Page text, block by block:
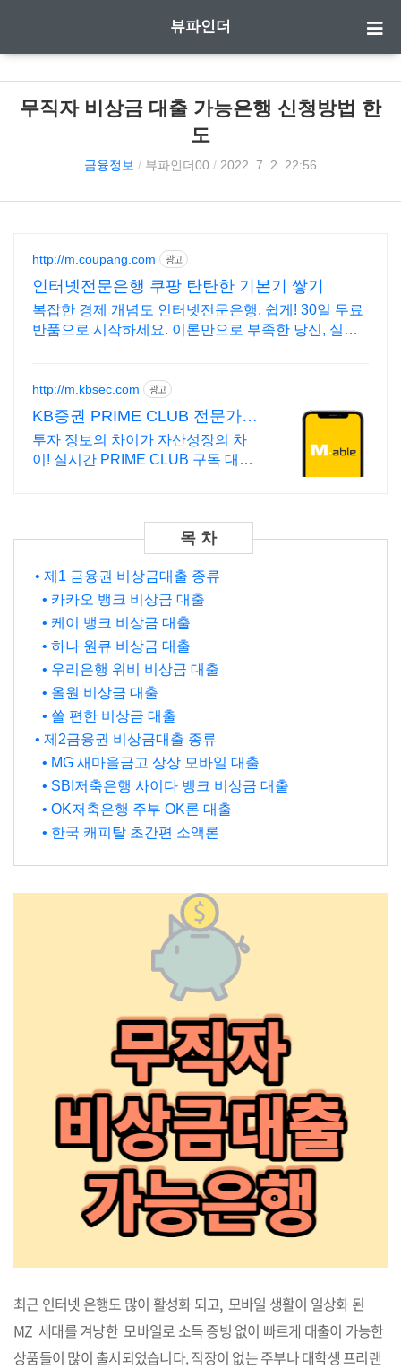
뷰파인더
무직자 비상금 대출 가능은행 신청방법 한
도
금융정보 / 뷰파인더00 / 2022. 7. 2. 22:56
http://m.coupang.com 광고
인터넷전문은행 쿠팡 탄탄한 기본기 쌓기
복잡한 경제 개념도 인터넷전문은행, 쉽게! 30일 무료
반품으로 시작하세요. 이론만으로 부족한 당신, 실전
http://m.kbsec.com 광고
KB증권 PRIME CLUB 전문가와
만나는 맞춤 상담
투자 정보의 차이가 자산성장의 차
이! 실시간 PRIME CLUB 구독 대상
• 제1 금융권 비상금대출 종류
• 카카오 뱅크 비상금 대출
• 케이 뱅크 비상금 대출
• 하나 원큐 비상금 대출
• 우리은행 위비 비상금 대출
• 올원 비상금 대출
• 쏠 편한 비상금 대출
• 제2금융권 비상금대출 종류
• MG 새마을금고 상상 모바일 대출
• SBI저축은행 사이다 뱅크 비상금 대출
• OK저축은행 주부 OK론 대출
• 한국 캐피탈 초간편 소액론
최근 인터넷 은행도 많이 활성화 되고, 모바일 생활이 일상화 된
MZ 세대를 겨냥한 모바일로 소득 증빙 없이 빠르게 대출이 가능한
상품들이 많이 출시되었습니다. 직장이 없는 주부나 대학생 프리랜